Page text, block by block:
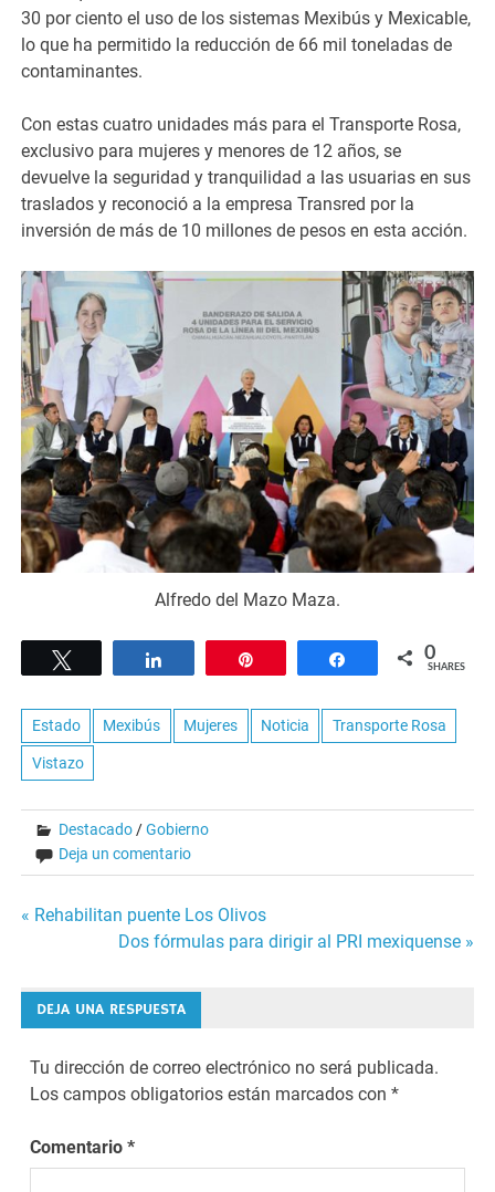
30 por ciento el uso de los sistemas Mexibús y Mexicable,
lo que ha permitido la reducción de 66 mil toneladas de
contaminantes.
Con estas cuatro unidades más para el Transporte Rosa,
exclusivo para mujeres y menores de 12 años, se
devuelve la seguridad y tranquilidad a las usuarias en sus
traslados y reconoció a la empresa Transred por la
inversión de más de 10 millones de pesos en esta acción.
Alfredo del Mazo Maza.
Share 0
SHARES
Estado Mexibús Mujeres Noticia Transporte Rosa
Vistazo
Destacado /Gobierno
Deja un comentario
Navegación
entradas
« Rehabilitan puente Los Olivos
Dos fórmulas para dirigir al PRI mexiquense »
DEJA UNA RESPUESTA
Tu dirección de correo electrónico no será publicada.
Los campos obligatorios están marcados con*
Comentario*